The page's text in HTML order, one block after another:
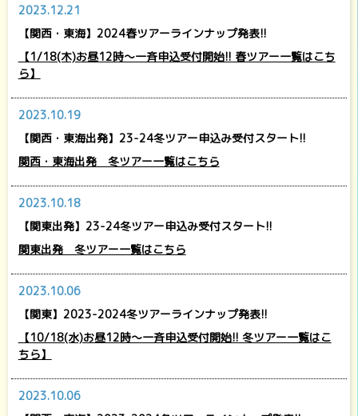
2023.12.21
【関西・東海】2024春ツアーラインナップ発表!!
【1/18(木)お昼12時～一斉申込受付開始!! 春ツアー一覧はこち
ら】
2023.10.19
【関西・東海出発】23-24冬ツアー申込み受付スタート!!
関西・東海出発 冬ツアー一覧はこちら
2023.10.18
【関東出発】23-24冬ツアー申込み受付スタート!!
関東出発 冬ツアー一覧はこちら
2023.10.06
【関東】2023-2024冬ツアーラインナップ発表!!
【10/18(水)お昼12時～一斉申込受付開始!! 冬ツアー一覧はこ
ちら】
2023.10.06